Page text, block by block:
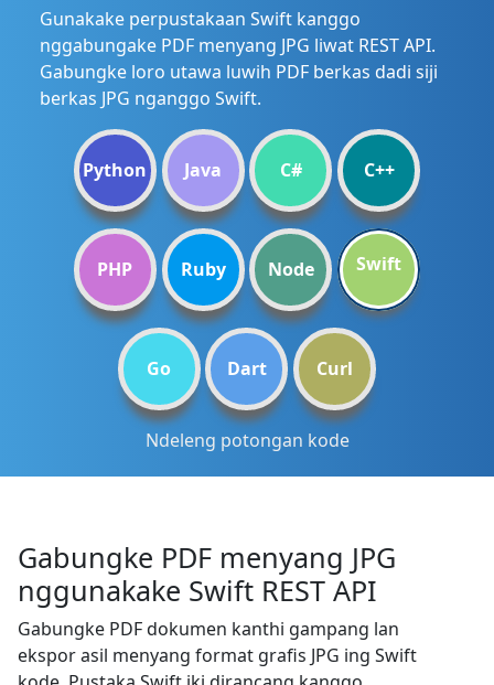
Gunakake perpustakaan Swift kanggo
nggabungake PDF menyang JPG liwat REST API.
Gabungke loro utawa luwih PDF berkas dadi siji
berkas JPG nganggo Swift.
Python Java C# C++
PHP Ruby Node Swift
Go Dart Curl
Ndeleng potongan kode
Gabungke PDF menyang JPG
nggunakake Swift REST API
Gabungke PDF dokumen kanthi gampang lan
ekspor asil menyang format grafis JPG ing Swift